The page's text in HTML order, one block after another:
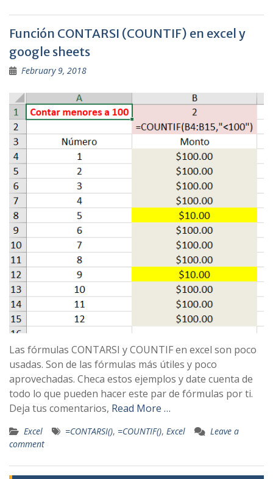
Función CONTARSI (COUNTIF) en excel y
google sheets
February 9, 2018
Las fórmulas CONTARSI y COUNTIF en excel son poco
usadas. Son de las fórmulas más útiles y poco
aprovechadas. Checa estos ejemplos y date cuenta de
todo lo que pueden hacer este par de fórmulas por ti.
Deja tus comentarios, Read More …
Excel =CONTARSI(), =COUNTIF(), Excel
Leave a
comment